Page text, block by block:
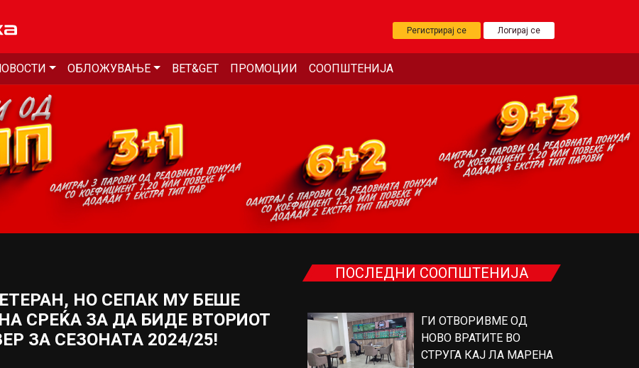
Регистрирај се Логирај се
ОБЛОЖУВАЊЕ BET&GET ПРОМОЦИИ СООПШТЕНИЈА
НО СЕПАК МУ БЕШЕ
СРЕЌА ЗА ДА БИДЕ ВТОРИОТ
ЗА СЕЗОНАТА 2024/25!
ПОСЛЕДНИ СООПШТЕНИЈА
ГИ ОТВОРИВМЕ ОД
НОВО ВРАТИТЕ ВО
СТРУГА КАЈ ЛА МАРЕНА